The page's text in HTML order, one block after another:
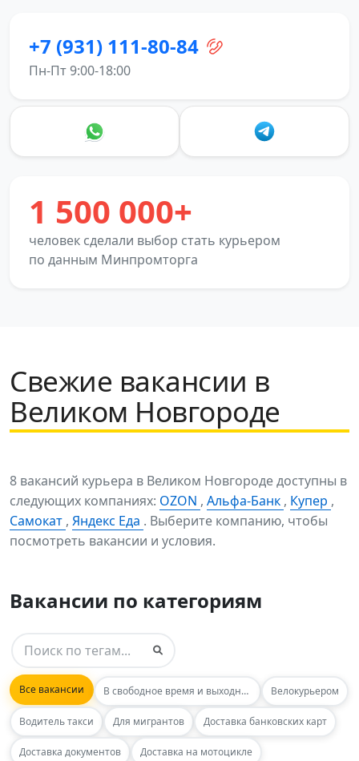
+7 (931) 111-80-84
Пн-Пт 9:00-18:00
1 500 000+
человек сделали выбор стать курьером
по данным Минпромторга
Свежие вакансии в
Великом Новгороде
8 вакансий курьера в Великом Новгороде доступны в
следующих компаниях: OZON , Альфа-Банк , Купер ,
Самокат , Яндекс Еда . Выберите компанию, чтобы
посмотреть вакансии и условия.
Вакансии по категориям
Все вакансии В свободное время и выходные Велокурьером
Водитель такси Для мигрантов Доставка банковских карт
Доставка документов Доставка на мотоцикле